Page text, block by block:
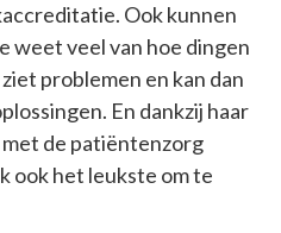
Ook kunnen
weet veel van hoe dingen
problemen en kan dan
En dankzij haar
de patiëntenzorg
ook het leukste om te